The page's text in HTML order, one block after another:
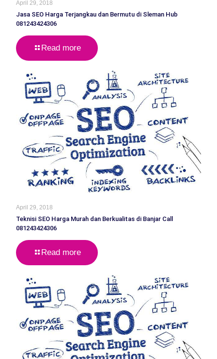
April 29, 2018
Jasa SEO Harga Terjangkau dan Bermutu di Sleman Hub
081243424306
Read more
April 29, 2018
Teknisi SEO Harga Murah dan Berkualitas di Banjar Call
081243424306
Read more